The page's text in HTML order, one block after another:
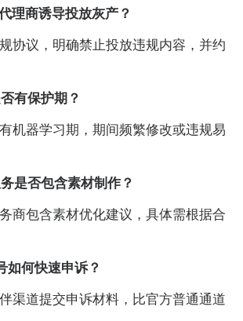
理商诱导投放灰产？
协议，明确禁止投放违规内容，并约
有保护期？
机器学习期，期间频繁修改或违规易
是否包含素材制作？
商包含素材优化建议，具体需根据合
如何快速申诉？
渠道提交申诉材料，比官方普通通道